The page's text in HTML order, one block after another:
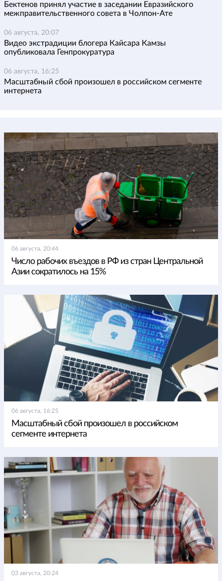
Бектенов принял участие в заседании Евразийского
межправительственного совета в Чолпон-Ате
06 августа, 20:07
Видео экстрадиции блогера Кайсара Камзы
опубликовала Генпрокуратура
06 августа, 16:25
Масштабный сбой произошел в российском сегменте
интернета
06 августа, 20:44
Число рабочих въездов в РФ из стран Центральной
Азии сократилось на 15%
06 августа, 16:25
Масштабный сбой произошел в российском
сегменте интернета
03 августа, 20:24